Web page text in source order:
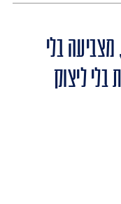
בלי
בלי ליצוק